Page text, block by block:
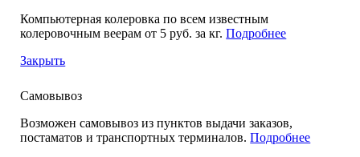
Компьютерная колеровка по всем известным
колеровочным веерам от 5 руб. за кг.Подробнее
Закрыть
Самовывоз
Возможен самовывоз из пунктов выдачи заказов,
постаматов и транспортных терминалов.Подробнее